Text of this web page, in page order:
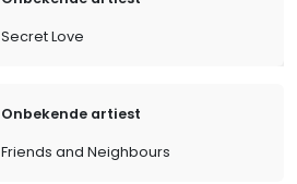
Secret Love
Onbekende artiest
Friends and Neighbours